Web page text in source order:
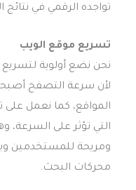
تواجده الرقمي في نتائج
تسريع موقع الويب
نحن نضع أولوية
لأن سرعة التصفح
المواقع، كما نعمل على
التي تؤثر على
ومريحة للمستخدمين
محركات البحث.